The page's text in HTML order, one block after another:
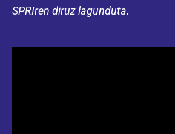
SPRIren diruz lagunduta.